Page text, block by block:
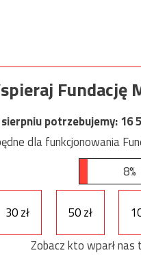
Fundację
potrzebujemy:16
dla funkcjonowania
8%
30 zł 50 zł
Zobacz kto wparł nas